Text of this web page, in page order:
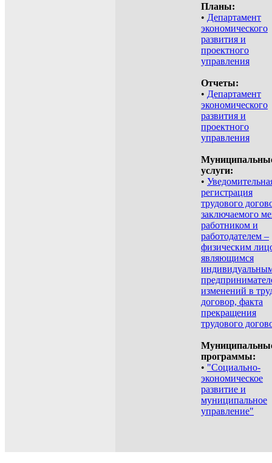
Планы:
• Департамент
экономического
развития и
проектного
управления
Отчеты:
• Департамент
экономического
развития и
проектного
управления
услуги:
•
регистрация
трудового
заключаемого
работником и
работодателем –
физическим
являющимся
изменений в
договор, факта
прекращения
трудового
программы:
• "Социально-
экономическое
развитие и
муниципальное
управление"